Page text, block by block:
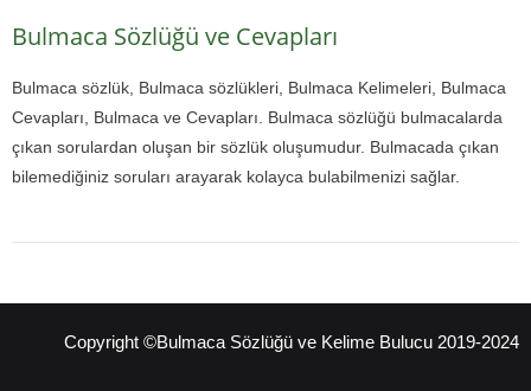
Bulmaca Sözlüğü ve Cevapları
Bulmaca sözlük, Bulmaca sözlükleri, Bulmaca Kelimeleri, Bulmaca
Cevapları, Bulmaca ve Cevapları. Bulmaca sözlüğü bulmacalarda
çıkan sorulardan oluşan bir sözlük oluşumudur. Bulmacada çıkan
bilemediğiniz soruları arayarak kolayca bulabilmenizi sağlar.
Copyright ©Bulmaca Sözlüğü ve Kelime Bulucu 2019-2024